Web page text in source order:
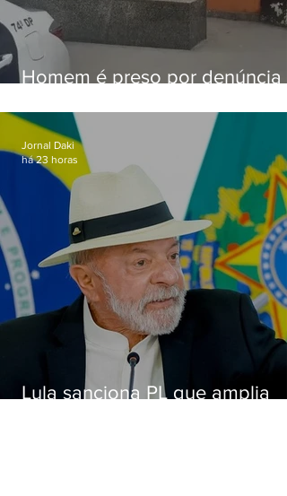
Homem é preso por denúncia
Alcântara
Lula sanciona PL que amplia
Jornal Daki
há 23 horas